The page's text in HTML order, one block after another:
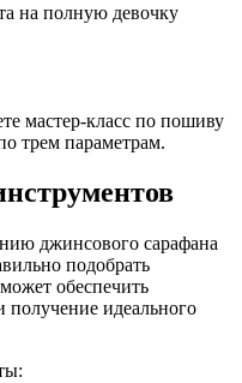
на полную девочку
мастер-класс по пошиву
трем параметрам.
джинсового сарафана
подобрать
обеспечить
получение идеального